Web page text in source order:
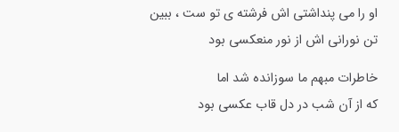
او را می پنداشتی اش فرشته ی تو ست ، ببین
تن نورانی اش از نور منعکسی بود
خاطرات مبهم ما سوزانده شد اما
که از آن شب در دل قاب عکسی بود